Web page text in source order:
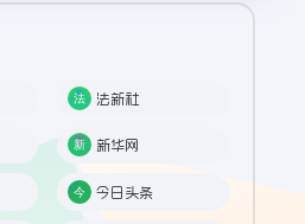
法新社
新华网
今日头条